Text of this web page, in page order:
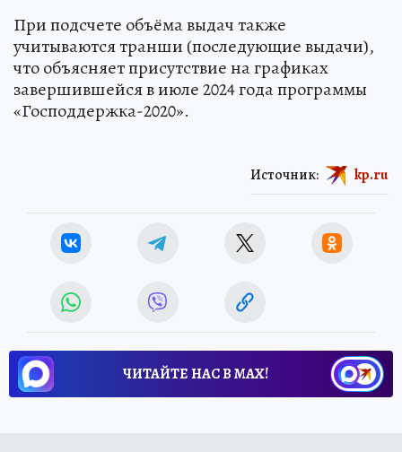
При подсчете объёма выдач также
учитываются транши (последующие выдачи),
что объясняет присутствие на графиках
завершившейся в июле 2024 года программы
«Господдержка-2020».
Источник: kp.ru
ЧИТАЙТЕ НАС В МАХ!